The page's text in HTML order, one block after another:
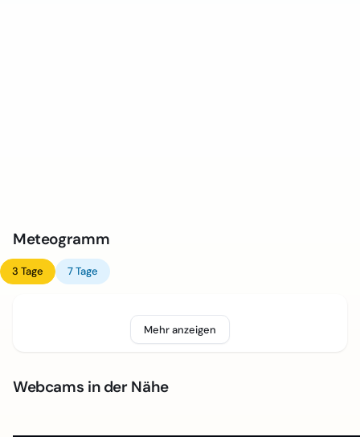
Meteogramm
3 Tage 7 Tage
Mehr anzeigen
Webcams in der Nähe